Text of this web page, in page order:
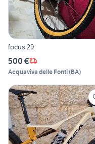
focus 29
500 €
Acquaviva delle Fonti(BA)